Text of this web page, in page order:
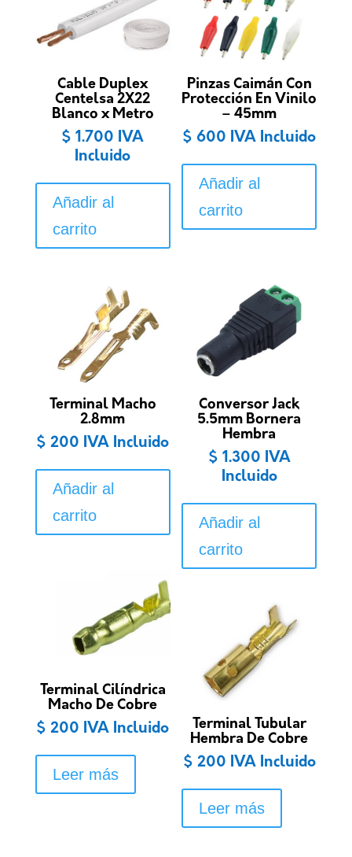
Cable Duplex
Centelsa 2X22
Blanco x Metro
$ 1.700 IVA
Incluido
Añadir al
carrito
Pinzas Caimán Con
Protección En Vinilo
– 45mm
$ 600 IVA Incluido
Añadir al
carrito
Terminal Macho
2.8mm
$ 200 IVA Incluido
Añadir al
carrito
Conversor Jack
5.5mm Bornera
Hembra
$ 1.300
IVA
Incluido
Añadir al
carrito
Terminal Cilíndrica
Macho De Cobre
$ 200 IVA Incluido
Leer más
Terminal Tubular
Hembra De Cobre
$ 200 IVA Incluido
Leer más